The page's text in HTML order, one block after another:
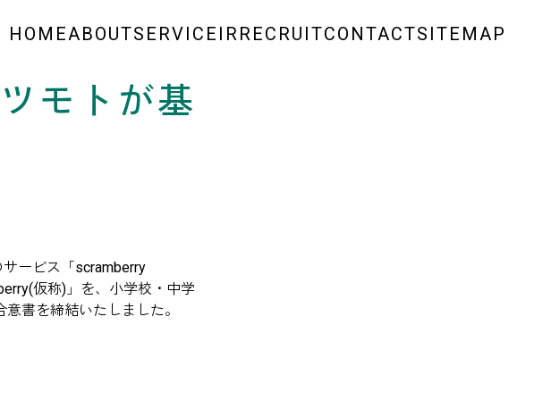
HOMEABOUTSERVICE IR RECRUITCONTACTSITEMAP
モトが基
ービス「scramberry
仮称)」を、小学校・中学
書を締結いたしました。